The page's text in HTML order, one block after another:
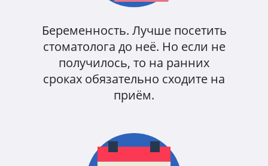
Беременность. Лучше посетить
стоматолога до неё. Но если не
получилось, то на ранних
сроках обязательно сходите на
приём.